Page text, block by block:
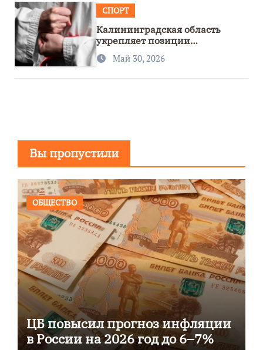
СПОРТ
Калининградская область
укрепляет позиции
спортивного региона
Май 30, 2026
Вы пропустили
ОБЩЕСТВО
ЦБ повысил прогноз инфляции
в России на 2026 год до 6–7%